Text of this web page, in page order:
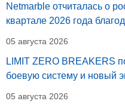
Netmarble отчиталась о
квартале 2026 года
05 августа 2026
LIMIT ZERO BREAKERS
боевую систему и новый
05 августа 2026